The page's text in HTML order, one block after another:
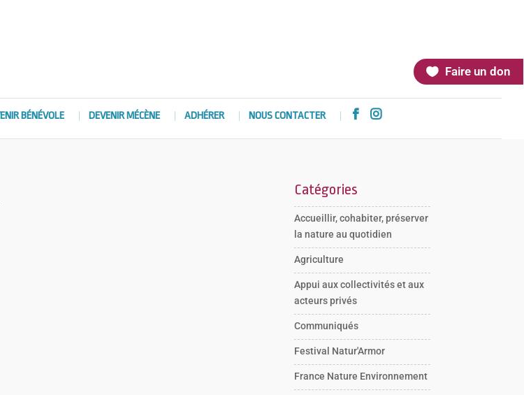
Faire un don
BÉNÉVOLE DEVENIR MÉCÈNE ADHÉRER NOUS CONTACTER  
Catégories
Accueillir, cohabiter, préserver
la nature au quotidien
Agriculture
Appui aux collectivités et aux
acteurs privés
Communiqués
Festival Natur'Armor
France Nature Environnement